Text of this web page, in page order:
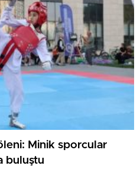
Minik sporcular
buluştu